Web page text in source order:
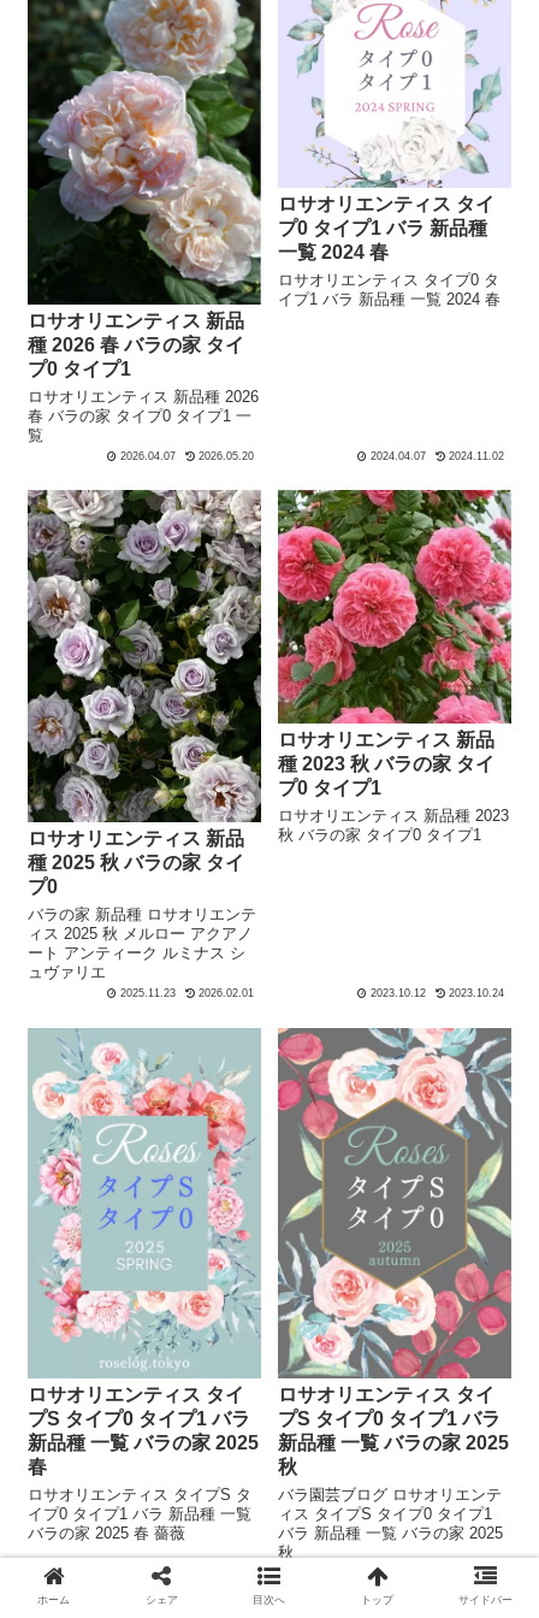
ロサオリエンティス 新品
種 2026 春 バラの家 タイ
プ0 タイプ1
ロサオリエンティス 新品種 2026
春 バラの家 タイプ0 タイプ1 一
覧
2026.04.07 2026.05.20
ロサオリエンティス タイ
プ0 タイプ1 バラ 新品種
一覧 2024 春
ロサオリエンティス タイプ0 タ
イプ1 バラ 新品種 一覧 2024 春
2024.04.07 2024.11.02
ロサオリエンティス 新品
種 2025 秋 バラの家 タイ
プ0
バラの家 新品種 ロサオリエンテ
ィス 2025 秋 メルロー アクアノ
ート アンティーク ルミナス シ
ュヴァリエ
2025.11.23 2026.02.01
ロサオリエンティス 新品
種 2023 秋 バラの家 タイ
プ0 タイプ1
ロサオリエンティス 新品種 2023
秋 バラの家 タイプ0 タイプ1
2023.10.12 2023.10.24
ロサオリエンティス タイ
プS タイプ0 タイプ1 バラ
新品種 一覧 バラの家 2025
春
ロサオリエンティス タイプS タ
イプ0 タイプ1 バラ 新品種 一覧
バラの家 2025 春 薔薇
2025.04.13
ロサオリエンティス タイ
プS タイプ0 タイプ1 バラ
新品種 一覧 バラの家 2025
秋
バラ園芸ブログ ロサオリエンテ
ィス タイプS タイプ0 タイプ1
バラ 新品種 一覧 バラの家 2025
秋
2025.12.06 2026.04.16
ホーム シェア 目次へ トップ サイドバー